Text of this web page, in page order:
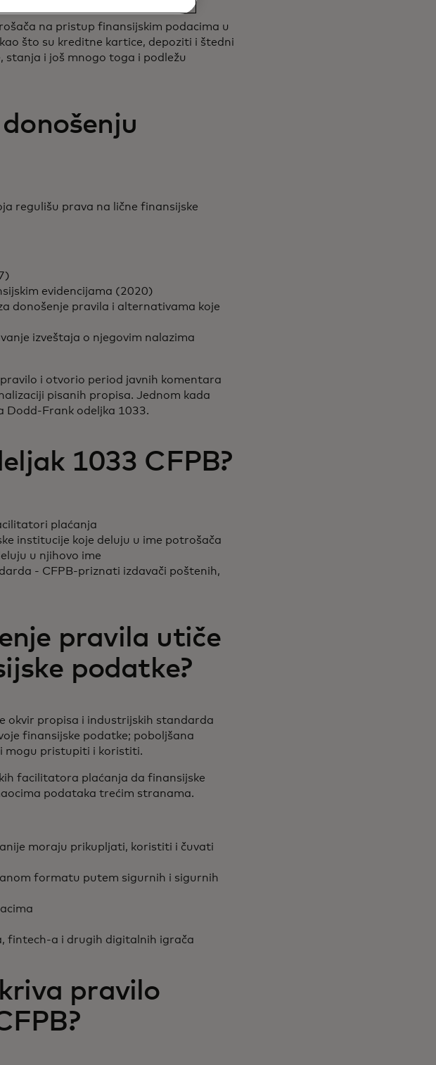
na pristup finansijskim podacima u
što su kreditne kartice, depoziti i štedni
stanja i još mnogo toga i podležu
regulišu prava na lične finansijske
evidencijama (2020)
donošenje pravila i alternativama koje
izveštaja o njegovim nalazima
i otvorio period javnih komentara
pisanih propisa. Jednom kada
Dodd-Frank odeljka 1033.
1033 CFPB?
plaćanja
institucije koje deluju u ime potrošača
u njihovo ime
- CFPB-priznati izdavači poštenih,
pravila utiče
podatke?
okvir propisa i industrijskih standarda
finansijske podatke; poboljšana
mogu pristupiti i koristiti.
facilitatora plaćanja da finansijske
podataka trećim stranama.
moraju prikupljati, koristiti i čuvati
formatu putem sigurnih i sigurnih
fintech-a i drugih digitalnih igrača
pravilo